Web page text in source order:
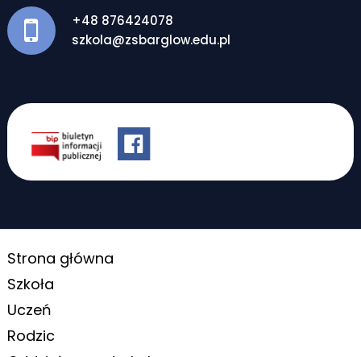
+48 876424078
szkola@zsbarglow.edu.pl
Strona główna
Szkoła
Uczeń
Rodzic